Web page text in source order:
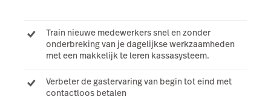
Train nieuwe medewerkers snel en zonder
onderbreking van je dagelijkse werkzaamheden
met een makkelijk te leren kassasysteem.
Verbeter de gastervaring van begin tot eind met
contactloos betalen